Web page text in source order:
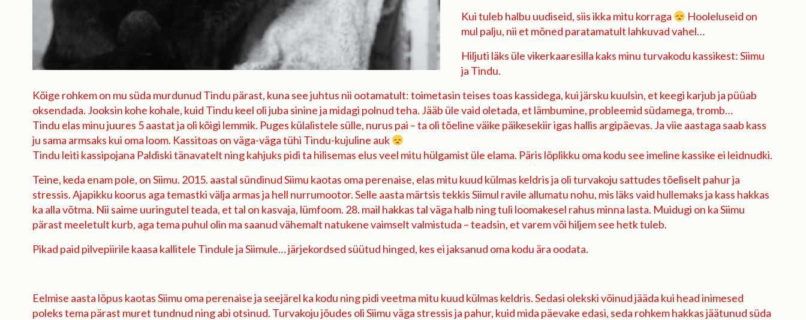
Kui tuleb halbu uudiseid, siis ikka mitu korraga
Hooleluseid on
mul palju, nii et mõned paratamatult lahkuvad vahel…
Hiljuti läks üle vikerkaaresilla kaks minu turvakodu kassikest: Siimu
ja Tindu.
Kõige rohkem on mu süda murdunud Tindu pärast, kuna see juhtus nii ootamatult: toimetasin teises toas kassidega, kui järsku kuulsin, et keegi karjub ja püüab
oksendada. Jooksin kohe kohale, kuid Tindu keel oli juba sinine ja midagi polnud teha. Jääb üle vaid oletada, et lämbumine, probleemid südamega, tromb…
Tindu elas minu juures 5 aastat ja oli kõigi lemmik. Puges külalistele sülle, nurus pai – ta oli tõeline väike päikesekiir igas hallis argipäevas. Ja viie aastaga saab kass
ju sama armsaks kui oma loom. Kassitoas on väga-väga tühi Tindu-kujuline auk
Tindu leiti kassipojana Paldiski tänavatelt ning kahjuks pidi ta hilisemas elus veel mitu hülgamist üle elama. Päris lõplikku oma kodu see imeline kassike ei leidnudki.
Teine, keda enam pole, on Siimu. 2015. aastal sündinud Siimu kaotas oma perenaise, elas mitu kuud külmas keldris ja oli turvakoju sattudes tõeliselt pahur ja
stressis. Ajapikku koorus aga temastki välja armas ja hell nurrumootor. Selle aasta märtsis tekkis Siimul ravile allumatu nohu, mis läks vaid hullemaks ja kass hakkas
ka alla võtma. Nii saime uuringutel teada, et tal on kasvaja, lümfoom. 28. mail hakkas tal väga halb ning tuli loomakesel rahus minna lasta. Muidugi on ka Siimu
pärast meeletult kurb, aga tema puhul olin ma saanud vähemalt natukene vaimselt valmistuda – teadsin, et varem või hiljem see hetk tuleb.
Pikad paid pilvepiirile kaasa kallitele Tindule ja Siimule… järjekordsed süütud hinged, kes ei jaksanud oma kodu ära oodata.
Eelmise aasta lõpus kaotas Siimu oma perenaise ja seejärel ka kodu ning pidi veetma mitu kuud külmas keldris. Sedasi olekski võinud jääda kui head inimesed
poleks tema pärast muret tundnud ning abi otsinud. Turvakoju jõudes oli Siimu väga stressis ja pahur, kuid mida päevake edasi, seda rohkem hakkas jäätunud süda